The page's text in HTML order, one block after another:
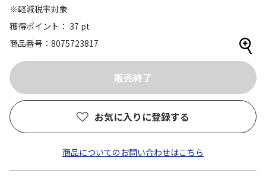
※軽減税率対象
獲得ポイント： 37 pt
商品番号
8075723817
お気に入りに登録する
商品についてのお問い合わせはこちら